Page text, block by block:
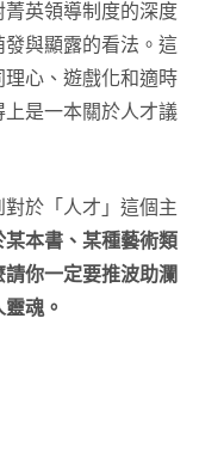
英領導制度的深度
與顯露的看法。這
心、遊戲化和適時
是一本關於人才議
於「人才」這個主
本書、某種藝術類
你一定要推波助瀾
魂。